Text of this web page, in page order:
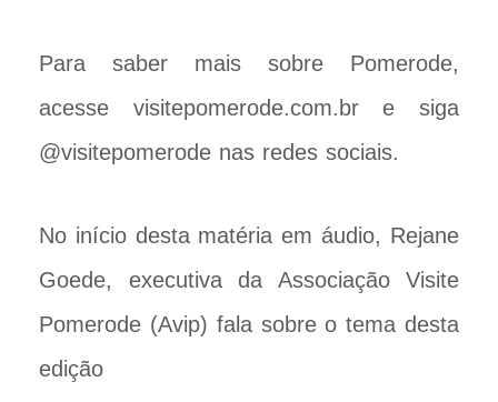
Para saber mais sobre Pomerode,
acesse visitepomerode.com.br e siga
@visitepomerode nas redes sociais.
No início desta matéria em áudio, Rejane
Goede, executiva da Associação Visite
Pomerode (Avip) fala sobre o tema desta
edição